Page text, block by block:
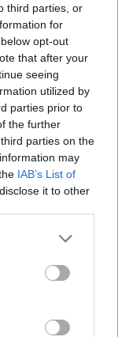
third parties, or
for
opt-out
that after your
seeing
utilized by
parties prior to
the further
parties on the
may
IAB’s List of
it to other
more Google
may click to
party tags to
below Google
muotoon.
nimikkeiden
listalle ja
työtä”
nimikkeen